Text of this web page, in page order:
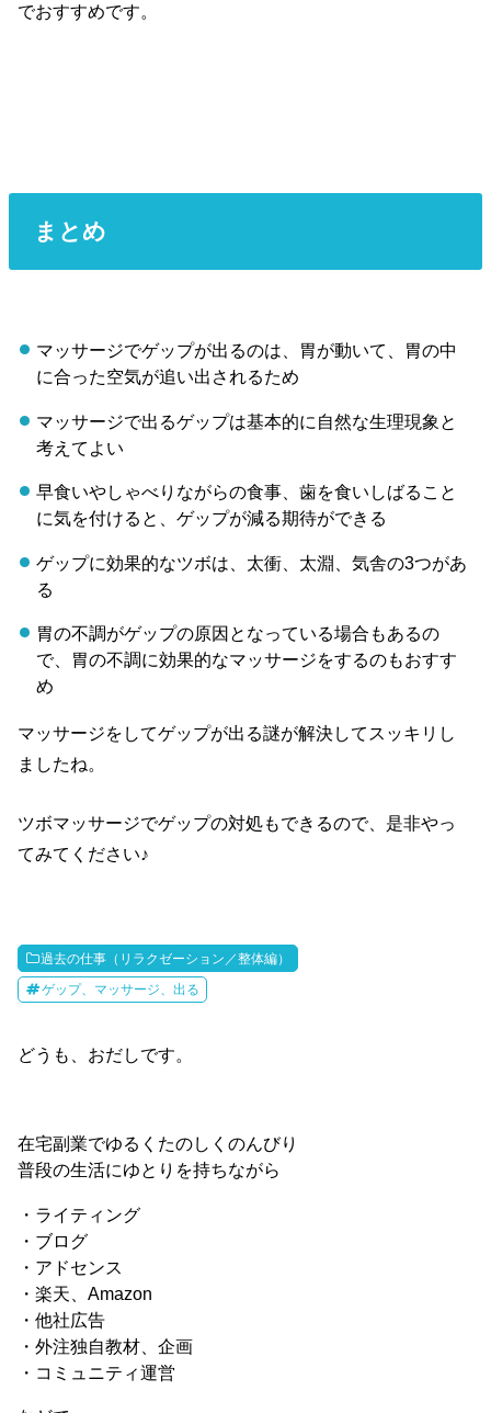
でおすすめです。
まとめ
マッサージでゲップが出るのは、胃が動いて、胃の中
に合った空気が追い出されるため
マッサージで出るゲップは基本的に自然な生理現象と
考えてよい
早食いやしゃべりながらの食事、歯を食いしばること
に気を付けると、ゲップが減る期待ができる
ゲップに効果的なツボは、太衝、太淵、気舎の3つがあ
る
胃の不調がゲップの原因となっている場合もあるの
で、胃の不調に効果的なマッサージをするのもおすす
め
マッサージをしてゲップが出る謎が解決してスッキリし
ましたね。
ツボマッサージでゲップの対処もできるので、是非やっ
てみてください♪
過去の仕事（リラクゼーション／整体編）
ゲップ、マッサージ、出る
どうも、おだしです。
在宅副業でゆるくたのしくのんびり
普段の生活にゆとりを持ちながら
・ライティング
・ブログ
・アドセンス
・楽天、Amazon
・他社広告
・外注独自教材、企画
・コミュニティ運営